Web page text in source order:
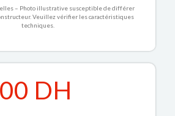
– Photo illustrative susceptible de différer
Veuillez vérifier les caractéristiques
techniques.
DH